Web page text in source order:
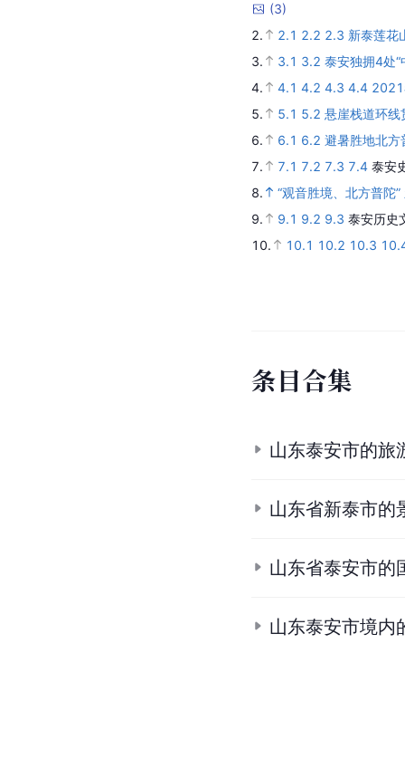
(3)
2.
2.1 2.2 2.3 新泰莲花
3.
3.1 3.2 泰安独拥4处“
4.
4.1 4.2 4.3 4.4 2021
5.
5.1 5.2 悬崖栈道环线
6.
6.1 6.2 避暑胜地北方
7.
7.1 7.2 7.3 7.4 泰安
8.
“观音胜境、北方普陀
9.
9.1 9.2 9.3 泰安历史
10.
10.1 10.2 10.3
条目合集
山东泰安市的旅
山东省新泰市的
山东省泰安市的
山东泰安市境内